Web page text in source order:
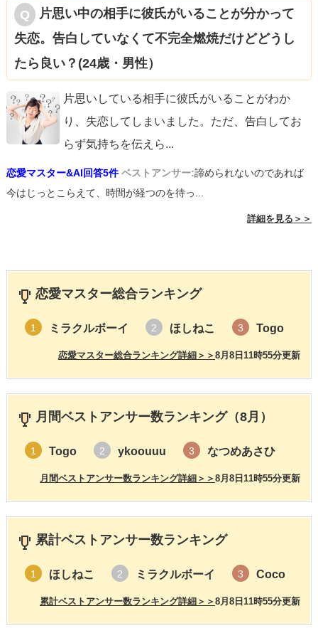
片思い中の相手に彼氏がいることが分かって
失恋。告白していなくて不完全燃焼だけどどうし
たら良い？(24歳・男性）
片思いしている相手に彼氏がいることがわか
り、失恋してしまいました。ただ、告白してお
らず気持ちを伝えら...
恋愛マスター&AI回答5件 ベストアンサー:諦められないのであれば
今はじっとこらえて、時間が経つのを待っ...
詳細を見る＞＞
恋愛マスター総合ランキング
1 ミラクルボーイ 2 ほしねこ 3 Togo
8月8日11時55分更新
恋愛マスター総合ランキング詳細＞＞
月間ベストアンサー数ランキング（8月）
1 Togo 2 ykoouuu 3 なつめあさひ
8月8日11時55分更新
月間ベストアンサー数ランキング詳細＞＞
累計ベストアンサー数ランキング
1 ほしねこ 2 ミラクルボーイ 3 Coco
8月8日11時55分更新
累計ベストアンサー数ランキング詳細＞＞